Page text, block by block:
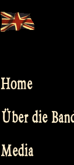
to
Home
Über die
Media